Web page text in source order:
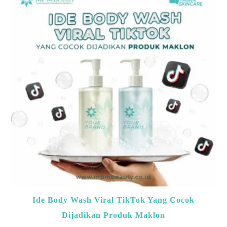
Ide Body Wash Viral TikTok Yang Cocok
Dijadikan Produk Maklon